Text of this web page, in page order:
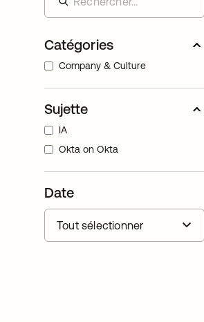
Catégories
Company & Culture
Sujette
IA
Okta on Okta
Date